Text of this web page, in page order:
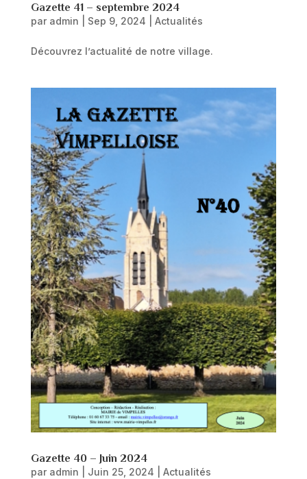
Gazette 41 – septembre 2024
par admin Sep 9, 2024 Actualités
Découvrez l’actualité de notre village.
Gazette 40 – Juin 2024
par admin Juin 25, 2024 Actualités